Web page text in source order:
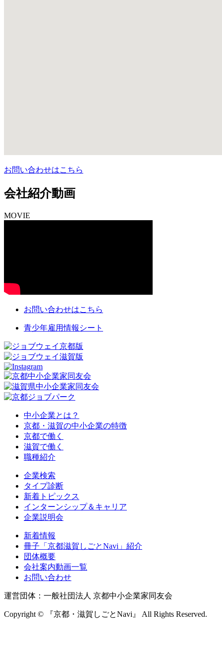
お問い合わせはこちら
会社紹介動画
MOVIE
お問い合わせはこちら
青少年雇用情報シート
中小企業とは？
京都・滋賀の中小企業の特徴
京都で働く
滋賀で働く
職種紹介
企業検索
タイプ診断
新着トピックス
インターンシップ＆キャリア
企業説明会
新着情報
冊子「京都滋賀しごとNavi」紹介
団体概要
会社案内動画一覧
お問い合わせ
運営団体：一般社団法人 京都中小企業家同友会
Copyright © 『京都・滋賀しごとNavi』 All Rights Reserved.